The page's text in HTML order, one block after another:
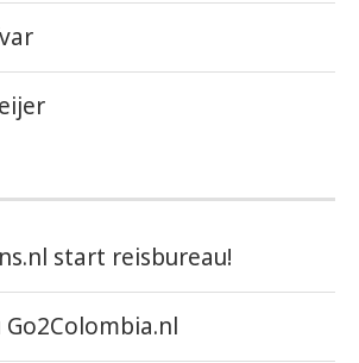
start reisbureau!
Go2Colombia.nl